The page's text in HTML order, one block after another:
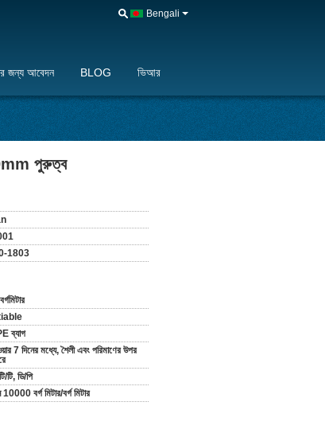
Bengali
জন্য আবেদন BLOG ভিআর
পুরুত্ব
1803
ব্যাগ
7 দিনের মধ্যে, শৈলী এবং পরিমাণের উপর
টি, ডি/পি
10000 বর্গ মিটার/বর্গ মিটার